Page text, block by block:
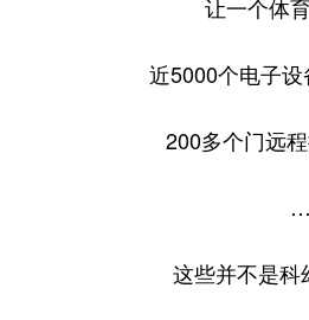
让一个体
近5000个电子
200多个门远
这些并不是科